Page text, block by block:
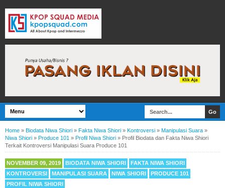
Home » Biodata Niwa Shiori » Fakta Niwa Shiori » Kontroversi » Manipulasi Suara »
Niwa Shiori » Produce 101 » Profil Niwa Shiori » Profil Biodata dan Fakta Niwa Shiori
Terkait Kontroversi Manipulasi Suara Produce 101
NOVEMBER 09, 2019 BIODATA NIWA SHIORI
FAKTA NIWA SHIORI
KONTROVERSI
MANIPULASI SUARA NIWA SHIORI
PRODUCE 101
PROFIL NIWA SHIORI